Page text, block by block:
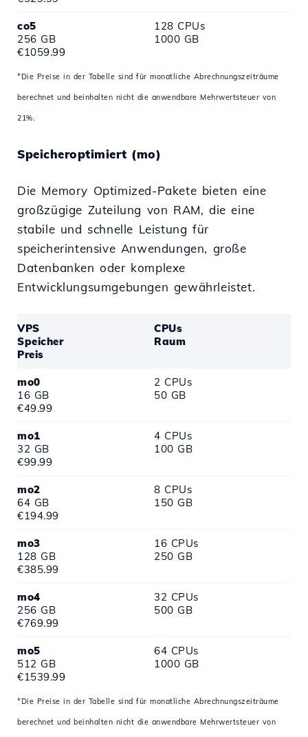
co5
128 CPUs
256 GB
1000 GB
€1059.99
*Die Preise in der Tabelle sind für monatliche Abrechnungszeiträume
berechnet und beinhalten nicht die anwendbare Mehrwertsteuer von
21%.
Speicheroptimiert (mo)
Die Memory Optimized-Pakete bieten eine
großzügige Zuteilung von RAM, die eine
stabile und schnelle Leistung für
speicherintensive Anwendungen, große
Datenbanken oder komplexe
Entwicklungsumgebungen gewährleistet.
VPS
CPUs
Speicher
Raum
Preis
mo0
2 CPUs
16 GB
50 GB
€49.99
mo1
4 CPUs
32 GB
100 GB
€99.99
mo2
8 CPUs
64 GB
150 GB
€194.99
mo3
16 CPUs
128 GB
250 GB
€385.99
mo4
32 CPUs
256 GB
500 GB
€769.99
mo5
64 CPUs
512 GB
1000 GB
€1539.99
*Die Preise in der Tabelle sind für monatliche Abrechnungszeiträume
berechnet und beinhalten nicht die anwendbare Mehrwertsteuer von